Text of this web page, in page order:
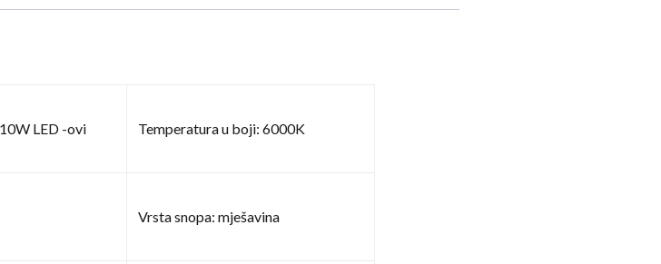
LED -ovi Temperatura u boji: 6000K
Vrsta snopa: mješavina